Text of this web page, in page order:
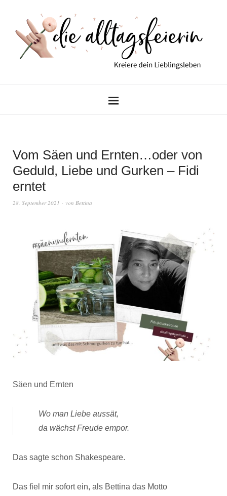
Vom Säen und Ernten…oder von
Geduld, Liebe und Gurken – Fidi
erntet
28. September 2021 von Bettina
Säen und Ernten
Wo man Liebe aussät,
da wächst Freude empor.
Das sagte schon Shakespeare.
Das fiel mir sofort ein, als Bettina das Motto